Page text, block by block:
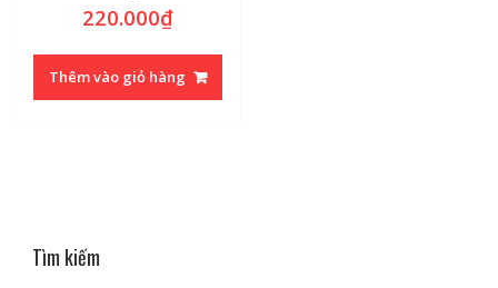
220.000₫
Thêm vào giỏ hàng
Tìm kiếm